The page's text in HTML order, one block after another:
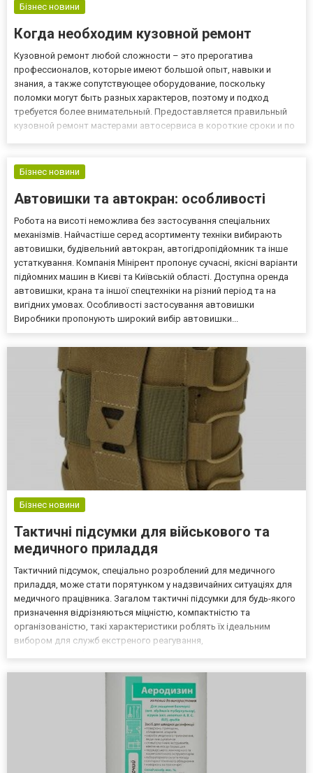
Бізнес новини
Когда необходим кузовной ремонт
Кузовной ремонт любой сложности – это прерогатива
профессионалов, которые имеют большой опыт, навыки и
знания, а также сопутствующее оборудование, поскольку
поломки могут быть разных характеров, поэтому и подход
требуется более внимательный. Предоставляется правильный
кузовной ремонт мастерами автосервиса в короткие сроки и по
злоумышленников, неаккуратн...
Бізнес новини
Автовишки та автокран: особливості
Робота на висоті неможлива без застосування спеціальних
механізмів. Найчастіше серед асортименту техніки вибирають
автовишки, будівельний автокран, автогідропідйомник та інше
устаткування. Компанія Мінірент пропонує сучасні, якісні варіанти
підйомних машин в Києві та Київській області. Доступна оренда
автовишки, крана та іншої спецтехніки на різний період та на
вигідних умовах. Особливості застосування автовишки
Виробники пропонують широкий вибір автовишки...
Бізнес новини
Тактичні підсумки для військового та
медичного приладдя
Тактичний підсумок, спеціально розроблений для медичного
приладдя, може стати порятунком у надзвичайних ситуаціях для
медичного працівника. Загалом тактичні підсумки для будь-якого
призначення відрізняються міцністю, компактністю та
організованістю, такі характеристики роблять їх ідеальним
вибором для служб екстреного реагування,